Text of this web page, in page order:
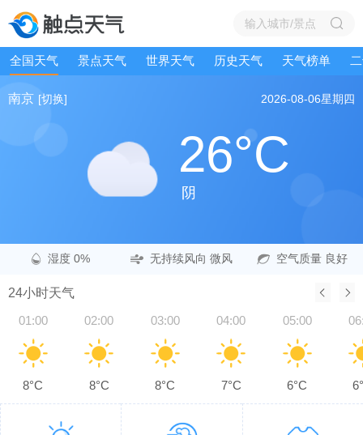
全国天气 景点天气 世界天气 历史天气 天气榜单
南京 [切换] 2026-08-06星期四
26°C
阴
湿度 0% 无持续风向 微风 空气质量 良好
24小时天气
01:00
8°C
02:00
8°C
03:00
8°C
04:00
7°C
05:00
6°C